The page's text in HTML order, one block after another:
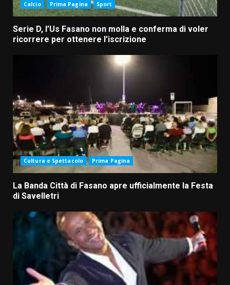
Calcio Prima Pagina Sport
Serie D, l’Us Fasano non molla e conferma di voler
ricorrere per ottenere l’iscrizione
Cultura e Spettacolo Prima Pagina
La Banda Città di Fasano apre ufficialmente la Festa
di Savelletri